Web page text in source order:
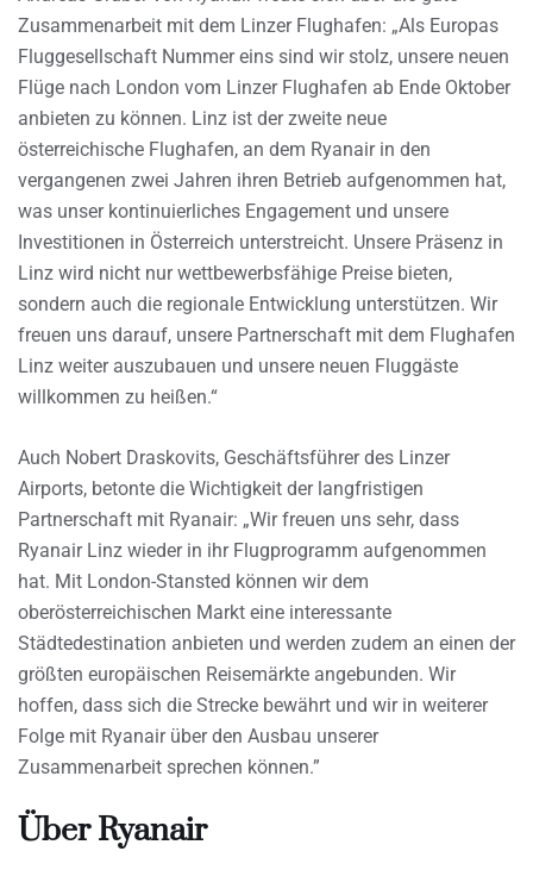
Zusammenarbeit mit dem Linzer Flughafen: „Als Europas
Fluggesellschaft Nummer eins sind wir stolz, unsere neuen
Flüge nach London vom Linzer Flughafen ab Ende Oktober
anbieten zu können. Linz ist der zweite neue
österreichische Flughafen, an dem Ryanair in den
vergangenen zwei Jahren ihren Betrieb aufgenommen hat,
was unser kontinuierliches Engagement und unsere
Investitionen in Österreich unterstreicht. Unsere Präsenz in
Linz wird nicht nur wettbewerbsfähige Preise bieten,
sondern auch die regionale Entwicklung unterstützen. Wir
freuen uns darauf, unsere Partnerschaft mit dem Flughafen
Linz weiter auszubauen und unsere neuen Fluggäste
willkommen zu heißen.“
Auch Nobert Draskovits, Geschäftsführer des Linzer
Airports, betonte die Wichtigkeit der langfristigen
Partnerschaft mit Ryanair: „Wir freuen uns sehr, dass
Ryanair Linz wieder in ihr Flugprogramm aufgenommen
hat. Mit London-Stansted können wir dem
oberösterreichischen Markt eine interessante
Städtedestination anbieten und werden zudem an einen der
größten europäischen Reisemärkte angebunden. Wir
hoffen, dass sich die Strecke bewährt und wir in weiterer
Folge mit Ryanair über den Ausbau unserer
Zusammenarbeit sprechen können.”
Über Ryanair